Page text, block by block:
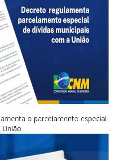
o parcelamento especial
União